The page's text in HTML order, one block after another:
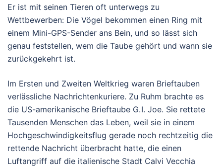
Er ist mit seinen Tieren oft unterwegs zu
Wettbewerben: Die Vögel bekommen einen Ring mit
einem Mini-GPS-Sender ans Bein, und so lässt sich
genau feststellen, wem die Taube gehört und wann sie
zurückgekehrt ist.
Im Ersten und Zweiten Weltkrieg waren Brieftauben
verlässliche Nachrichtenkuriere. Zu Ruhm brachte es
die US-amerikanische Brieftaube G. I. Joe. Sie rettete
Tausenden Menschen das Leben, weil sie in einem
Hochgeschwindigkeitsflug gerade noch rechtzeitig die
rettende Nachricht überbracht hatte, die einen
Luftangriff auf die italienische Stadt Calvi Vecchia